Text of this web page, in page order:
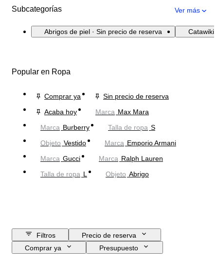
Subcategorías Ver más
Abrigos de piel · Sin precio de reserva Catawiki
Popular en Ropa
Comprar ya
Sin precio de reserva
Acaba hoy
Marca Max Mara
Marca Burberry Talla de ropa S
Objeto Vestido Marca Emporio Armani
Marca Gucci Marca Ralph Lauren
Talla de ropa L Objeto Abrigo
Filtros
Precio de reserva
Comprar ya
Presupuesto